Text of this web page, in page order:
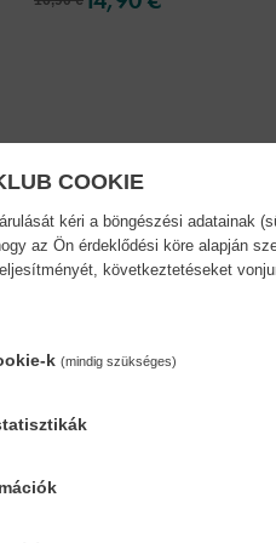
ezért szeret
meg. A válaszhoz
rejtvényeket fedezhetsz
világában. A Carotina
COOKIE
kéri a böngészési adatainak
az Ön érdeklődési köre alapján
következtetéseket
k (mindig szükséges)